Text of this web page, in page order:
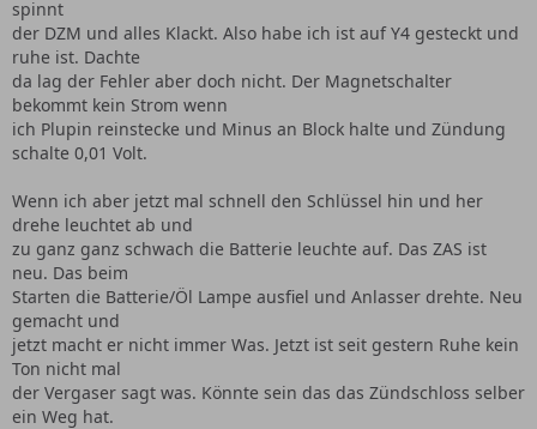
spinnt
der DZM und alles Klackt. Also habe ich ist auf Y4 gesteckt und
ruhe ist. Dachte
da lag der Fehler aber doch nicht. Der Magnetschalter
bekommt kein Strom wenn
ich Plupin reinstecke und Minus an Block halte und Zündung
schalte 0,01 Volt.
Wenn ich aber jetzt mal schnell den Schlüssel hin und her
drehe leuchtet ab und
zu ganz ganz schwach die Batterie leuchte auf. Das ZAS ist
neu. Das beim
Starten die Batterie/Öl Lampe ausfiel und Anlasser drehte. Neu
gemacht und
jetzt macht er nicht immer Was. Jetzt ist seit gestern Ruhe kein
Ton nicht mal
der Vergaser sagt was. Könnte sein das das Zündschloss selber
ein Weg hat.